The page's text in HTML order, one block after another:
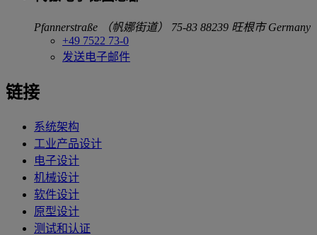
Pfannerstraße （帆娜街道） 75-83 88239 旺根市Germany
+49 7522 73-0
发送电子邮件
链接
系统架构
工业产品设计
电子设计
机械设计
软件设计
原型设计
测试和认证